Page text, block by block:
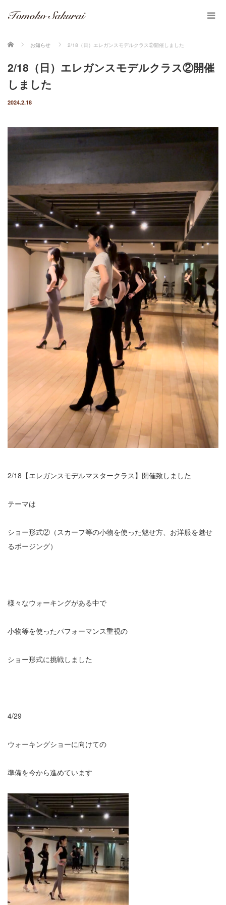
ホーム お知らせ 2/18（日）エレガンスモデルクラス②開催しました
2/18（日）エレガンスモデルクラス②開催
しました
2024.2.18
2/18 【エレガンスモデルマスタークラス】開催致しました
テーマは
ショー形式②（スカーフ等の小物を使った魅せ方、お洋服を魅せ
るポージング）
様々なウォーキングがある中で
小物等を使ったパフォーマンス重視の
ショー形式に挑戦しました
4/29
ウォーキングショーに向けての
準備を今から進めています